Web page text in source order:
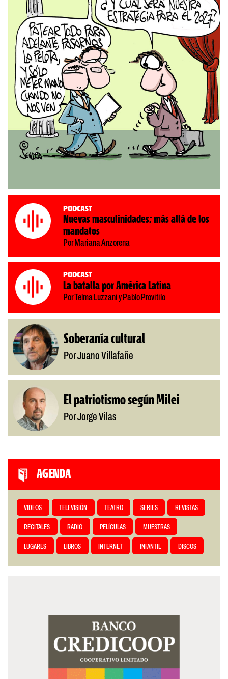
Podcast
Nuevas masculinidades: más allá de los
mandatos
Por Mariana Anzorena
Podcast
La batalla por América Latina
Por Telma Luzzani y Pablo Provitilo
Soberanía cultural
Por Juano Villafañe
El patriotismo según Milei
Por Jorge Vilas
AGENDA
VIDEOS TELEVISIÓN TEATRO SERIES REVISTAS
RECITALES RADIO PELÍCULAS MUESTRAS
LUGARES LIBROS INTERNET INFANTIL DISCOS